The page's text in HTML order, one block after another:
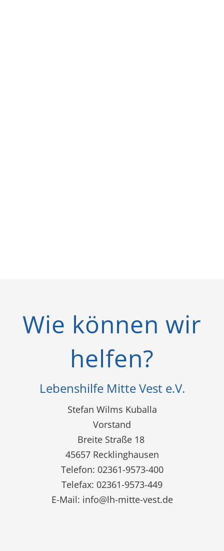
Wie können wir
helfen?
Lebenshilfe Mitte Vest e.V.
Stefan Wilms Kuballa
Vorstand
Breite Straße 18
45657 Recklinghausen
Telefon: 02361-9573-400
Telefax: 02361-9573-449
E-Mail: info@lh-mitte-vest.de